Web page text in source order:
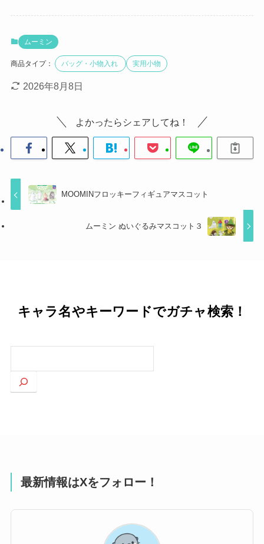
ムーミン
商品タイプ： バッグ・小物入れ 実用小物
2026年8月8日
よかったらシェアしてね！
MOOMINフロッキーフィギュアマスコット
ムーミン ぬいぐるみマスコット３
キャラ名やキーワードでガチャ検索！
索
最新情報はXをフォロー！